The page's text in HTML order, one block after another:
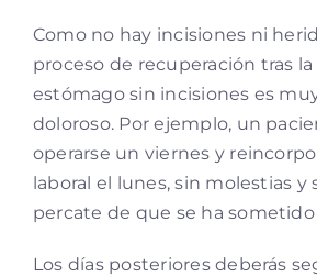
Como no hay incisiones ni
proceso de recuperación tras
estómago sin incisiones es
doloroso. Por ejemplo, un
operarse un viernes y
laboral el lunes, sin molestias y
percate de que se ha
Los días posteriores deberás